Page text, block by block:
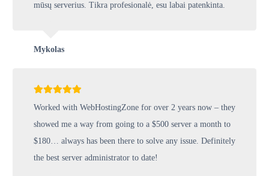
mūsų serverius. Tikra profesionalė, esu labai patenkinta.
Mykolas
Worked with WebHostingZone for over 2 years now – they
showed me a way from going to a $500 server a month to
$180… always has been there to solve any issue. Definitely
the best server administrator to date!